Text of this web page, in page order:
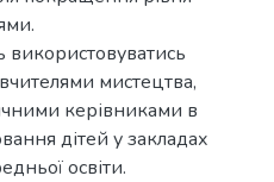
використовуватись
мистецтва,
керівниками в
дітей у закладах
освіти.